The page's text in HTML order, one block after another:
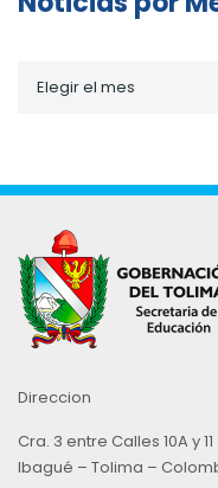
porElegir el mes
Direccion
Cra. 3 entre Calles 10A y 11
Ibagué – Tolima –